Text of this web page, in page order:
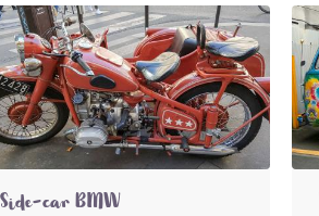
Side-car BMW